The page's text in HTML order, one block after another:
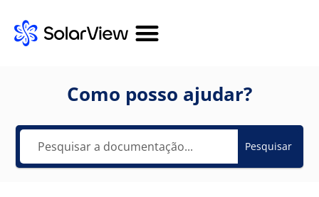
Como posso ajudar?
Pesquisar